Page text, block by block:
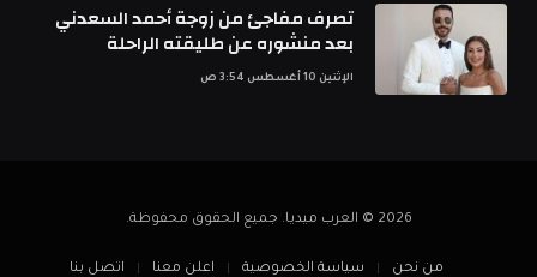
تصرف مفاجئ من زوجة أحمد السعدني
بعد منشوره عن طليقته الراحلة
الإثنين 10 أغسطس 3:54 ص
2026 © العرب ميديا. جميع الحقوق محفوظة.
من نحن سياسة الخصوصية اعلن معنا اتصل بنا